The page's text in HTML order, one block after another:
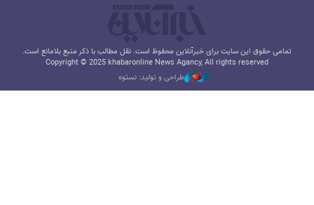
تمامی حقوق این سایت برای خبرآنلاین محفوظ است. نقل مطالب با ذکر منبع بلامانع است.
Copyright © 2025 khabaronline News Agancy, All rights reserved
طراحی و تولید: نستوه